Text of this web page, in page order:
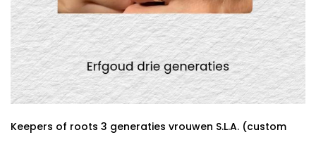
Keepers of roots 3 generaties vrouwen S.L.A. (custom